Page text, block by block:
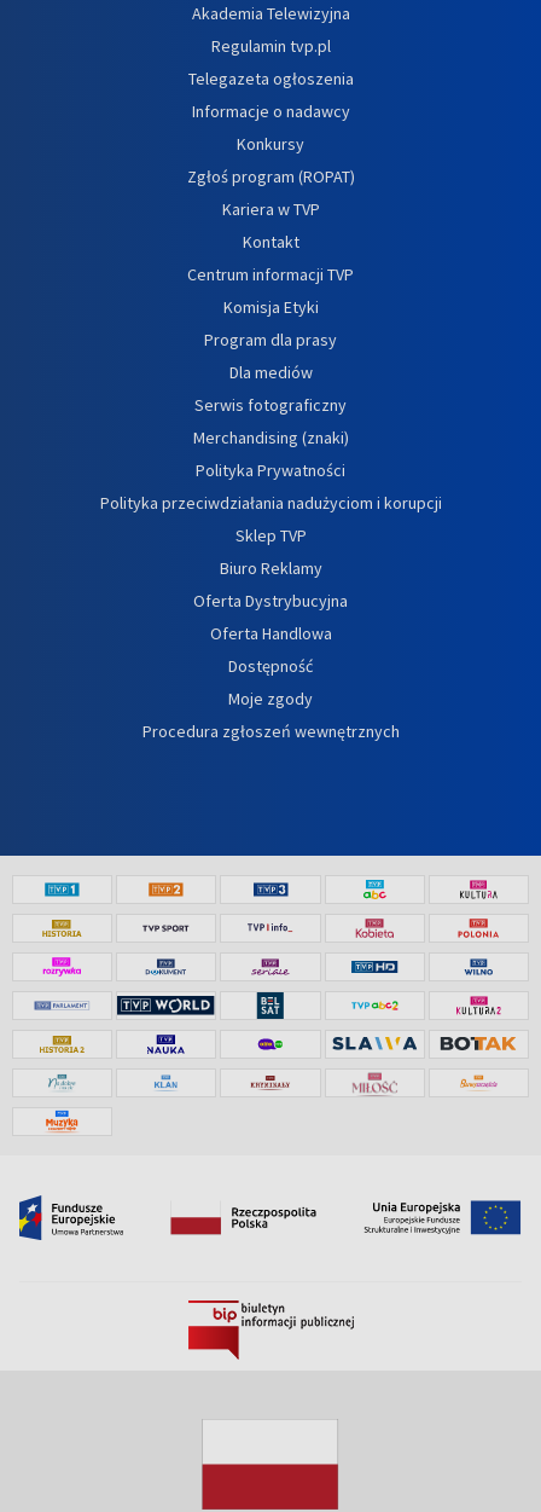
Akademia Telewizyjna
Regulamin tvp.pl
Telegazeta ogłoszenia
Informacje o nadawcy
Konkursy
Zgłoś program (ROPAT)
Kariera w TVP
Kontakt
Centrum informacji TVP
Komisja Etyki
Program dla prasy
Dla mediów
Serwis fotograficzny
Merchandising (znaki)
Polityka Prywatności
Polityka przeciwdziałania nadużyciom i korupcji
Sklep TVP
Biuro Reklamy
Oferta Dystrybucyjna
Oferta Handlowa
Dostępność
Moje zgody
Procedura zgłoszeń wewnętrznych